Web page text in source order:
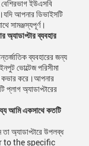
ইউএসবি
আপনার ডিভাইসটি
সামঞ্জস্যপূর্ণ।
অ্যাডাপ্টার ব্যবহার
ব্যবহারের জন্য
ভোল্টেজ পরিসীমা
কভার করে।আপনার
প্লাগ অ্যাডাপ্টারের
আমি একসাথে কতটি
অ্যাডাপ্টারে উপলব্ধ
to the specific